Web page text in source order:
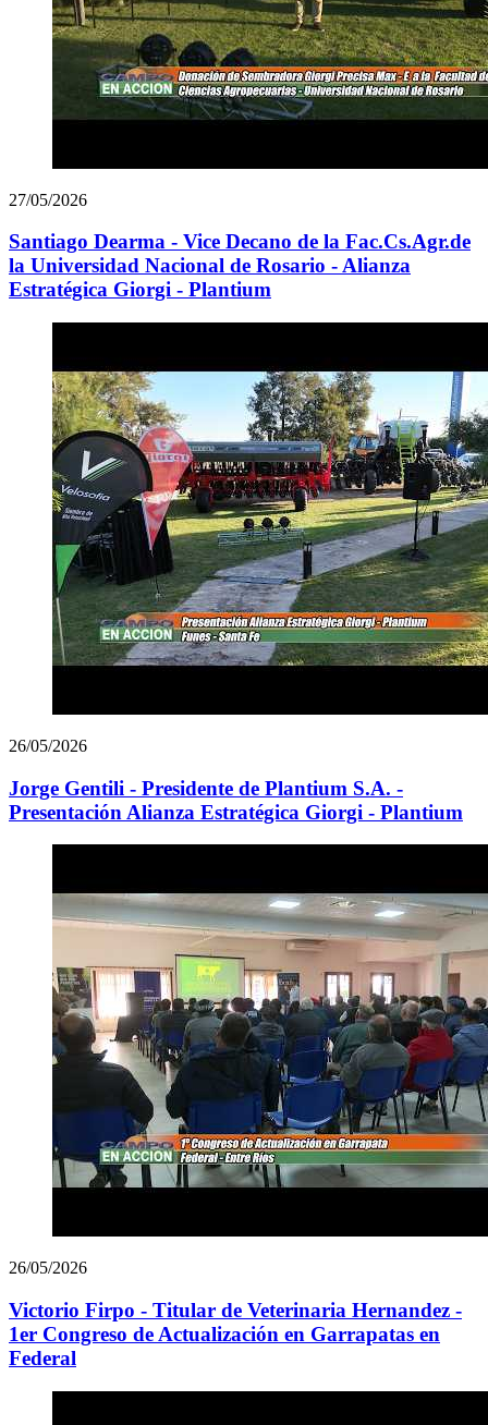
27/05/2026
Santiago Dearma - Vice Decano de la Fac.Cs.Agr.de
la Universidad Nacional de Rosario - Alianza
Estratégica Giorgi - Plantium
26/05/2026
Jorge Gentili - Presidente de Plantium S.A. -
Presentación Alianza Estratégica Giorgi - Plantium
26/05/2026
Victorio Firpo - Titular de Veterinaria Hernandez -
1er Congreso de Actualización en Garrapatas en
Federal